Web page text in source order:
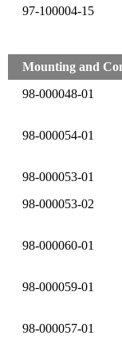
97-100004-15
Mounting and
98-000048-01
98-000054-01
98-000053-01
98-000053-02
98-000060-01
98-000059-01
98-000057-01